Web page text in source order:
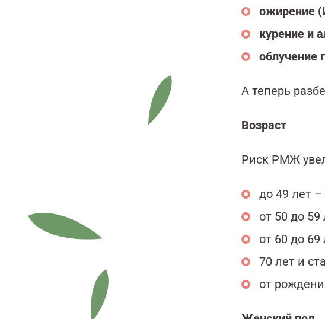
ожирение
курение и
облучение
А теперь
Возраст
Риск РМЖ
до 49 лет
от 50 до
от 60 до
70 лет и
от